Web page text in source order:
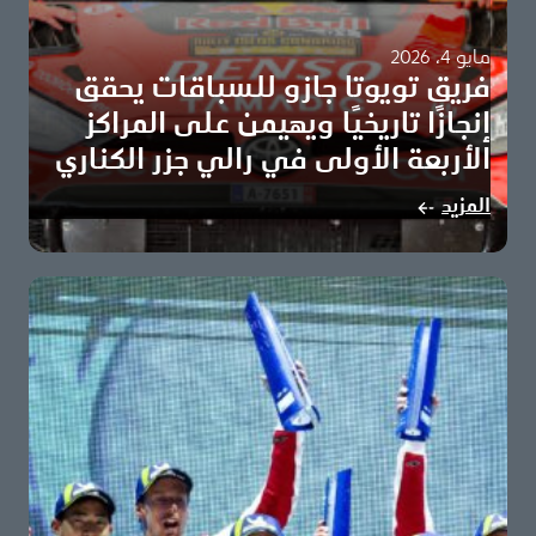
مايو 4، 2026
فريق تويوتا جازو للسباقات يحقق
إنجازًا تاريخيًا ويهيمن على المراكز
الأربعة الأولى في رالي جزر الكناري
سيباستيان أوجييه وفنسان لانديه يقودان اكتساح الفريق للمراكز
الأولى تويوتا تعزز صدارتها لبطولة الصانعين برصيد…
المزيد